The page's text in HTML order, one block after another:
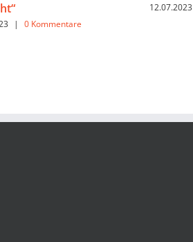
| 0 Kommentare
12.07.2023